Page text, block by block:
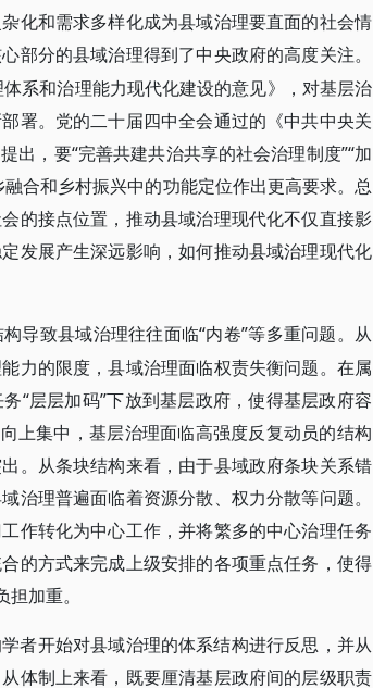
化和需求多样化成为县域治理要直面的社会情
部分的县域治理得到了中央政府的高度关注。
系和治理能力现代化建设的意见》，对基层治
署。党的二十届四中全会通过的《中共中央关
出，要“完善共建共治共享的社会治理制度”“加
合和乡村振兴中的功能定位作出更高要求。总
的接点位置，推动县域治理现代化不仅直接影
发展产生深远影响，如何推动县域治理现代化
导致县域治理往往面临“内卷”等多重问题。从
力的限度，县域治理面临权责失衡问题。在属
“层层加码”下放到基层政府，使得基层政府容
上集中，基层治理面临高强度反复动员的结构
。从条块结构来看，由于县域政府条块关系错
治理普遍面临着资源分散、权力分散等问题。
作转化为中心工作，并将繁多的中心治理任务
的方式来完成上级安排的各项重点任务，使得
加重。
者开始对县域治理的体系结构进行反思，并从
体制上来看，既要厘清基层政府间的层级职责